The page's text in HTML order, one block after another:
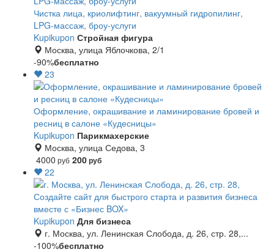
Чистка лица, криолифтинг, вакуумный гидропилинг,
LPG-массаж, броу-услуги
Kupikupon Стройная фигура
Москва, улица Яблочкова, 2/1
-90%бесплатно
23
Оформление, окрашивание и ламинирование бровей и
ресниц в салоне «Кудесницы»
Kupikupon Парикмахерские
Москва, улица Седова, 3
4000 руб 200руб
22
Создайте сайт для быстрого старта и развития бизнеса
вместе с «Бизнес BOX»
Kupikupon Для бизнеса
г. Москва, ул. Ленинская Слобода, д. 26, стр. 28,...
-100%бесплатно